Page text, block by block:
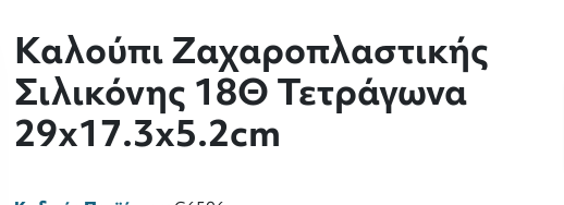
Καλούπι Ζαχαροπλαστικής
Σιλικόνης 18Θ Τετράγωνα
29x17.3x5.2cm